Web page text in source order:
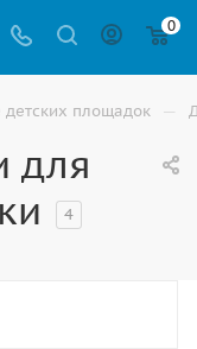
0
площадок —
для
4